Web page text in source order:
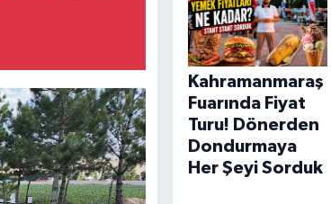
Kahramanmaraş
Fuarında Fiyat
Turu! Dönerden
Dondurmaya
Her Şeyi Sorduk